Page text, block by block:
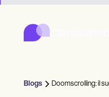
Carepatron
Pianificazione
Documentazione
Fatturazione
Conformità
Blogs Doomscrolling: il